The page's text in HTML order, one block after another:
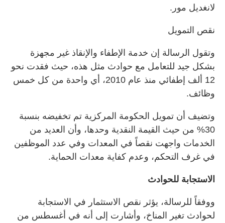
لانغديل مور.
نقص التمويل
وتقول الرسالة إن خدمة الإطفاء والإنقاذ غير مجهزة
بشكل جيد للتعامل مع حوادث مثل هذه، حيث فقدت نحو
12 ألف إطفائي منذ عام 2010، أي واحدة من كل خمس
وظائف.
وتضيف أن تمويل الحكومة المركزية تم تخفيضه بنسبة
30% من حيث القيمة النقدية وحدها، وأن العديد من
الخدمات واجهت نقصاً في المعدات وفي عدد الموظفين
في غرف التحكم، وعدم كفاية معدات الحماية.
الاستجابة للحوادث
ووفقاً للرسالة، يؤثر نقص الاستثمار في الاستجابة
لحوادث تغير المناخ، وأشارت إلى أنه في أغسطس من